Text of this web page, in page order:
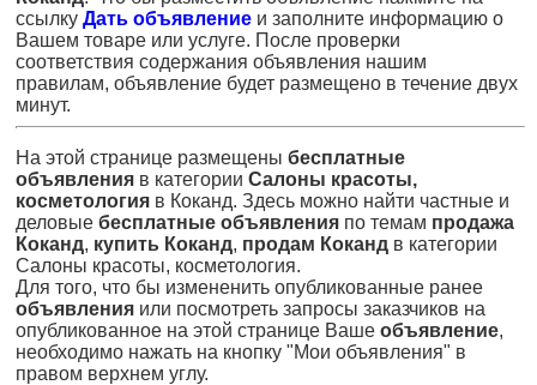
ссылку Дать объявление и заполните информацию о
Вашем товаре или услуге. После проверки
соответствия содержания объявления нашим
правилам, объявление будет размещено в течение двух
минут.
На этой странице размещены бесплатные
объявления в категории Салоны красоты,
косметология в Коканд. Здесь можно найти частные и
деловые бесплатные объявления по темам продажа
Коканд, купить Коканд, продам Коканд в категории
Салоны красоты, косметология.
Для того, что бы измененить опубликованные ранее
объявления или посмотреть запросы заказчиков на
опубликованное на этой странице Ваше объявление,
необходимо нажать на кнопку "Мои объявления" в
правом верхнем углу.